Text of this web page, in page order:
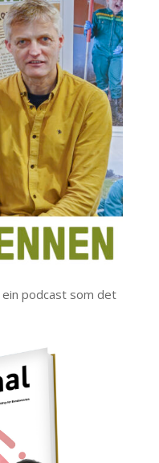
podcast som det